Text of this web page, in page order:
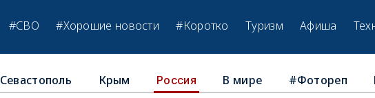
#СВО #Хорошие новости #Коротко Туризм Афиша
Севастополь Крым Россия В мире #Фотореп